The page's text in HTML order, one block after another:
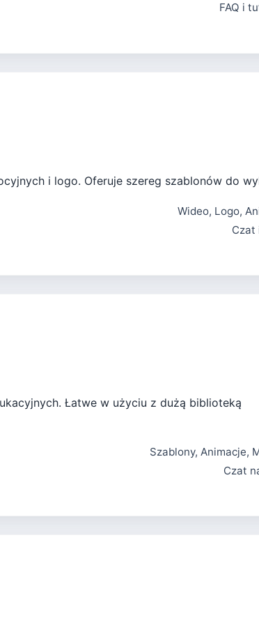
FAQ i
i logo. Oferuje szereg szablonów do
Wideo, Logo,
Czat
Łatwe w użyciu z dużą biblioteką
Szablony, Animacje,
Czat